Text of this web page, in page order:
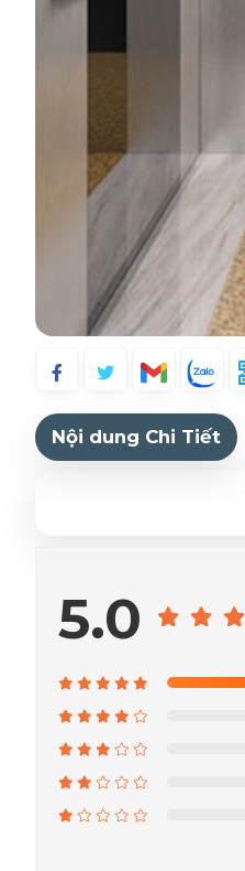
Nội dung Chi Tiết
5.0